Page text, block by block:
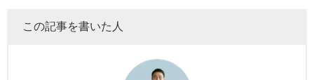
この記事を書いた人